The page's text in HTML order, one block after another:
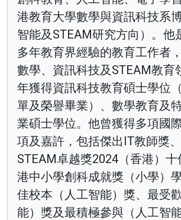
港教育大學數學與資訊科技系
智能及STEAM研究方向）。他
多年教育界經驗的教育工作者
數學、資訊科技及STEAM教育
年獲得資訊科技教育碩士學位
單及榮譽畢業）、數學教育及
業碩士學位。他曾獲得多項國
項及嘉許，包括傑出IT教師獎
STEAM卓越獎2024（香港）
港中小學創科成就獎（小學）
佳校本（人工智能）獎、最受
能）獎及最積極參與（人工智